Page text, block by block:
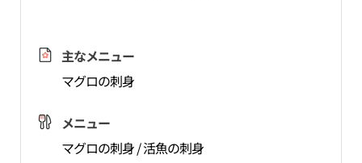
主なメニュー
マグロの刺身
メニュー
マグロの刺身 / 活魚の刺身